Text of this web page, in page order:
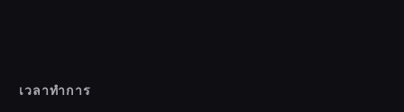
เวลาทำการ